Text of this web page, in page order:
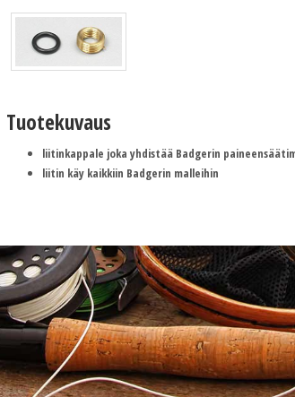
Tuotekuvaus
liitinkappale joka yhdistää Badgerin
liitin käy kaikkiin Badgerin malleihin